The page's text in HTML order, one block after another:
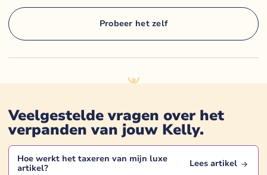
Probeer het zelf
Veelgestelde vragen over het
verpanden van jouw Kelly.
Hoe werkt het taxeren van mijn luxe
artikel? Lees artikel